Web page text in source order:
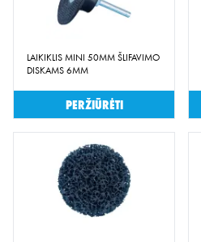
LAIKIKLIS MINI 50MM ŠLIFAVIMO
DISKAMS 6MM
Peržiūrėti